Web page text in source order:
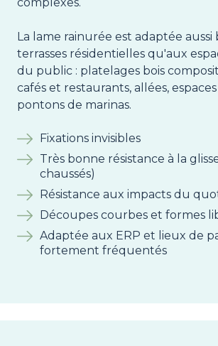
complexes.
La lame rainurée est adaptée aussi
terrasses résidentielles qu'aux
du public : platelages bois
cafés et restaurants, allées,
pontons de marinas.
Fixations invisibles
Très bonne résistance à la
chaussés)
Résistance aux impacts du
Découpes courbes et formes
Adaptée aux ERP et lieux de
fortement fréquentés